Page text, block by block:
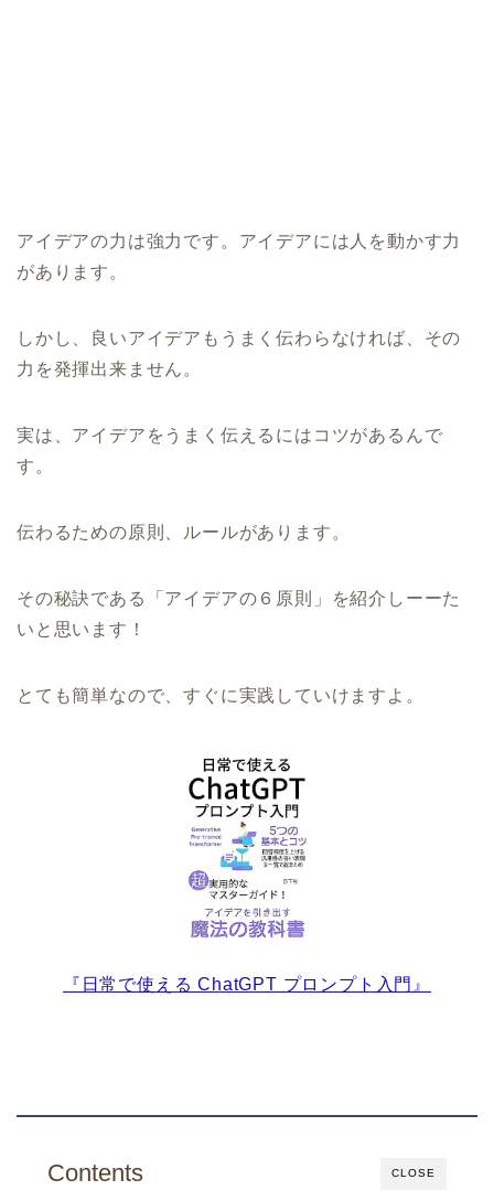
アイデアの力は強力です。アイデアには人を動かす力
があります。
しかし、良いアイデアもうまく伝わらなければ、その
力を発揮出来ません。
実は、アイデアをうまく伝えるにはコツがあるんで
す。
伝わるための原則、ルールがあります。
その秘訣である「アイデアの６原則」を紹介しーーた
いと思います！
とても簡単なので、すぐに実践していけますよ。
『日常で使える ChatGPT プロンプト入門』
CLOSE
Contents